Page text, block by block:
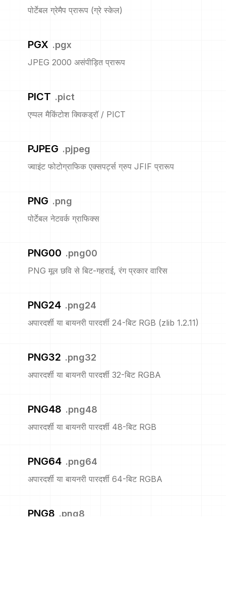
पोर्टेबल ग्रेमैप प्रारूप (ग्रे स्केल)
PGX .pgx
JPEG 2000 असंपीड़ित प्रारूप
PICT .pict
एप्पल मैकिंटोश क्विकड्रॉ / PICT
PJPEG .pjpeg
ज्वाइंट फोटोग्राफिक एक्सपर्ट्स ग्रुप JFIF प्रारूप
PNG .png
पोर्टेबल नेटवर्क ग्राफिक्स
PNG00 .png00
PNG मूल छवि से बिट-गहराई, रंग प्रकार वारिस
PNG24 .png24
अपारदर्शी या बायनरी पारदर्शी 24-बिट RGB (zlib 1.2.11)
PNG32 .png32
अपारदर्शी या बायनरी पारदर्शी 32-बिट RGBA
PNG48 .png48
अपारदर्शी या बायनरी पारदर्शी 48-बिट RGB
PNG64 .png64
अपारदर्शी या बायनरी पारदर्शी 64-बिट RGBA
PNG8 .png8